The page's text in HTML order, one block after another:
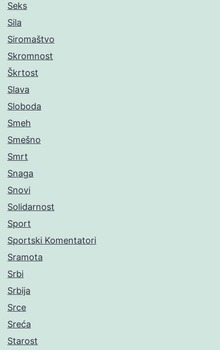
Seks
Sila
Siromaštvo
Skromnost
Škrtost
Slava
Sloboda
Smeh
Smešno
Smrt
Snaga
Snovi
Solidarnost
Sport
Sportski Komentatori
Sramota
Srbi
Srbija
Srce
Sreća
Starost